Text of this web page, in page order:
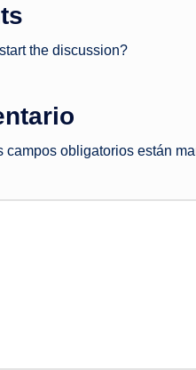
the discussion?
campos obligatorios están